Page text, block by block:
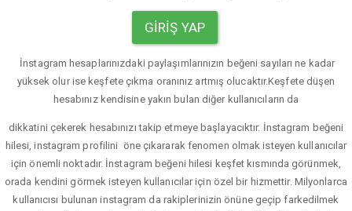
GIRIŞ YAP
İnstagram hesaplarınızdaki paylaşımlarınızın beğeni sayıları ne kadar
yüksek olur ise keşfete çıkma oranınız artmış olucaktır.Keşfete düşen
hesabınız kendisine yakın bulan diğer kullanıcıların da
dikkatini çekerek hesabınızı takip etmeye başlayacıktır. İnstagram beğeni
hilesi, instagram profilini öne çıkararak fenomen olmak isteyen kullanıcılar
için önemli noktadır. İnstagram beğeni hilesi keşfet kısmında görünmek,
orada kendini görmek isteyen kullanıcılar için özel bir hizmettir. Milyonlarca
kullanıcısı bulunan instagram da rakiplerinizin önüne geçip farkedilmek